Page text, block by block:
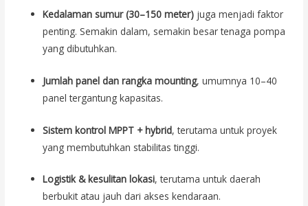
Kedalaman sumur (30–150 meter) juga menjadi faktor
penting. Semakin dalam, semakin besar tenaga pompa
yang dibutuhkan.
Jumlah panel dan rangka mounting, umumnya 10–40
panel tergantung kapasitas.
Sistem kontrol MPPT + hybrid, terutama untuk proyek
yang membutuhkan stabilitas tinggi.
Logistik & kesulitan lokasi, terutama untuk daerah
berbukit atau jauh dari akses kendaraan.